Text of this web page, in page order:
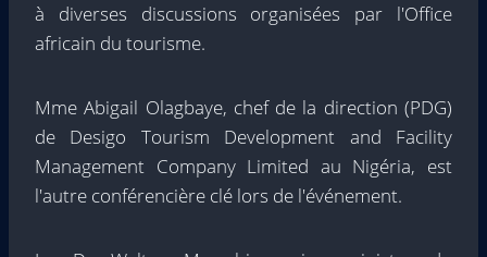
à diverses discussions organisées par l'Office
africain du tourisme.
Mme Abigail Olagbaye, chef de la direction (PDG)
de Desigo Tourism Development and Facility
Management Company Limited au Nigéria, est
l'autre conférencière clé lors de l'événement.